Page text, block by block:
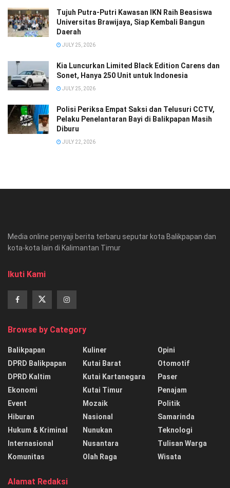
Tujuh Putra-Putri Kawasan IKN Raih Beasiswa
Universitas Brawijaya, Siap Kembali Bangun
Daerah
JULY 25, 2026
Kia Luncurkan Limited Black Edition Carens dan
Sonet, Hanya 250 Unit untuk Indonesia
JULY 25, 2026
Polisi Periksa Empat Saksi dan Telusuri CCTV,
Pelaku Penelantaran Bayi di Balikpapan Masih
Diburu
JULY 22, 2026
Media online penyaji berita terbaru seputar kota Balikpapan dan
kota-kota lain di Kalimantan Timur
Ikuti Kami
Browse by Category
Balikpapan
DPRD Balikpapan
DPRD Kaltim
Ekonomi
Event
Hiburan
Hukum & Kriminal
Internasional
Komunitas
Kuliner
Kutai Barat
Kutai Kartanegara
Kutai Timur
Mozaik
Nasional
Nunukan
Nusantara
Olah Raga
Opini
Otomotif
Paser
Penajam
Politik
Samarinda
Teknologi
Tulisan Warga
Wisata
Alamat Redaksi